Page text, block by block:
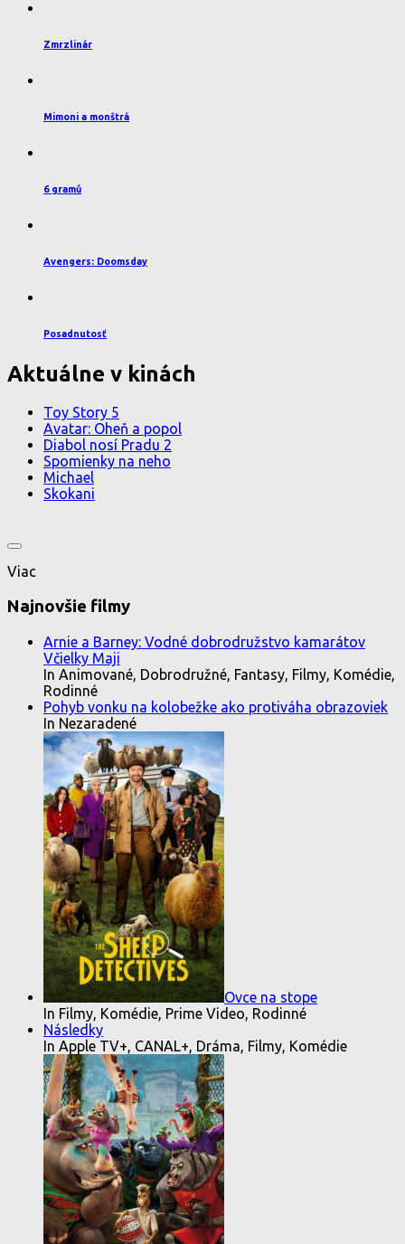
Zmrzlinár
Mimoni a monštrá
6 gramů
Avengers: Doomsday
Posadnutosť
Aktuálne v kinách
Toy Story 5
Avatar: Oheň a popol
Diabol nosí Pradu 2
Spomienky na neho
Michael
Skokani
Viac
Najnovšie filmy
Arnie a Barney: Vodné dobrodružstvo kamarátov
Včielky Maji
In Animované, Dobrodružné, Fantasy, Filmy, Komédie,
Rodinné
Pohyb vonku na kolobežke ako protiváha obrazoviek
In Nezaradené
Ovce na stope
In Filmy, Komédie, Prime Video, Rodinné
Následky
In Apple TV+, CANAL+, Dráma, Filmy, Komédie